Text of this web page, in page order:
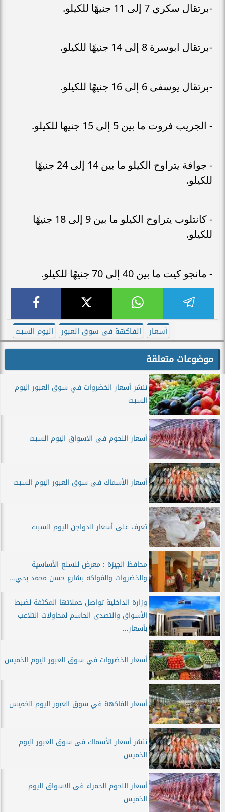
-برتقال سكري 7 إلى 11 جنيهًا للكيلو.
-برتقال ابوسرة 8 إلى 14 جنيهًا للكيلو.
-برتقال يوسفى 6 إلى 16 جنيهًا للكيلو.
- الجريب فروت ما بين 5 إلى 15 جنيها للكيلو.
- جوافة يتراوح الكيلو ما بين 14 إلى 24 جنيهًا
للكيلو.
- كانتلوب يتراوح الكيلو ما بين 9 إلى 18 جنيهًا
للكيلو.
- مانجو كيت ما بين 40 إلى 70 جنيهًا للكيلو.
أسعار الفاكهة فى سوق العبور اليوم السبت
موضوعات متعلقة
ننشر أسعار الخضروات في سوق العبور اليوم
السبت
أسعار اللحوم فى الاسواق اليوم السبت
أسعار الأسماك فى سوق العبور اليوم السبت
تعرف على أسعار الدواجن اليوم السبت
محافظ الجيزة : معرض للسلع الأساسية
والخضروات والفواكه بشارع حسن محمد بحي...
وزارة الداخلية تواصل حملاتها المكثفة لضبط
الأسواق والتصدى الحاسم لمحاولات التلاعب
بأسعار...
أسعار الخضروات في سوق العبور اليوم الخميس
أسعار الفاكهة في سوق العبور اليوم الخميس
ننشر أسعار الأسماك فى سوق العبور اليوم
الخميس
أسعار اللحوم الحمراء فى الاسواق اليوم
الخميس